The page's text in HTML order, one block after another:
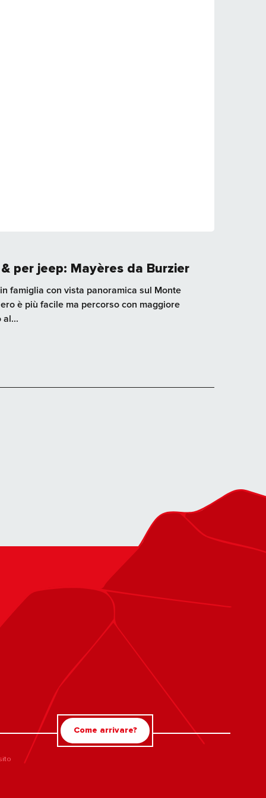
per jeep: Mayères da Burzier
famiglia con vista panoramica sul Monte
è più facile ma percorso con maggiore
al...
Come arrivare?